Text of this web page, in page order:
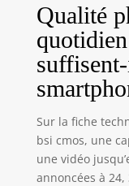
Qualité
Sur la fiche
bsi cmos, une
une vidéo
annoncées à